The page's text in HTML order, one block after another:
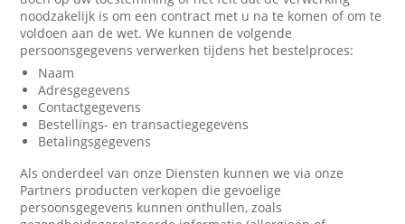
noodzakelijk is om een contract met u na te komen of om te
voldoen aan de wet. We kunnen de volgende
persoonsgegevens verwerken tijdens het bestelproces:
Naam
Adresgegevens
Contactgegevens
Bestellings- en transactiegegevens
Betalingsgegevens
Als onderdeel van onze Diensten kunnen we via onze
Partners producten verkopen die gevoelige
persoonsgegevens kunnen onthullen, zoals